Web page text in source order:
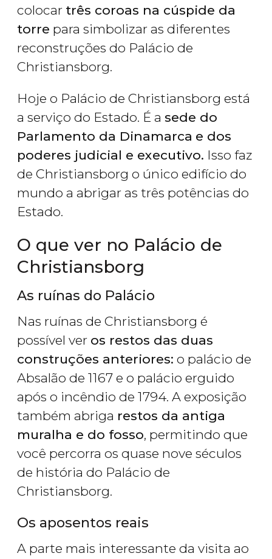
colocar três coroas na cúspide da
torre para simbolizar as diferentes
reconstruções do Palácio de
Christiansborg.
Hoje o Palácio de Christiansborg está
a serviço do Estado. É a sede do
Parlamento da Dinamarca e dos
poderes judicial e executivo. Isso faz
de Christiansborg o único edifício do
mundo a abrigar as três potências do
Estado.
O que ver no Palácio de
Christiansborg
As ruínas do Palácio
Nas ruínas de Christiansborg é
possível ver os restos das duas
construções anteriores: o palácio de
Absalão de 1167 e o palácio erguido
após o incêndio de 1794. A exposição
também abriga restos da antiga
muralha e do fosso, permitindo que
você percorra os quase nove séculos
de história do Palácio de
Christiansborg.
Os aposentos reais
A parte mais interessante da visita ao